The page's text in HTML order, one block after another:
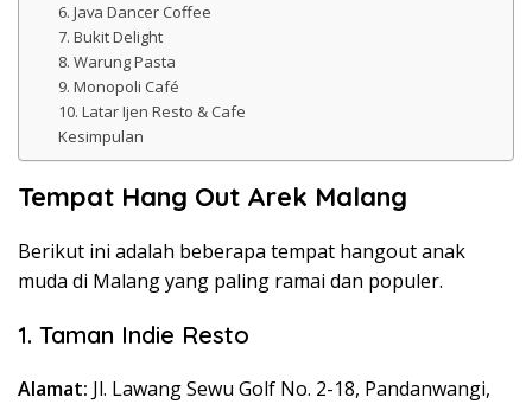
6. Java Dancer Coffee
7. Bukit Delight
8. Warung Pasta
9. Monopoli Café
10. Latar Ijen Resto & Cafe
Kesimpulan
Tempat Hang Out Arek Malang
Berikut ini adalah beberapa tempat hangout anak
muda di Malang yang paling ramai dan populer.
1. Taman Indie Resto
Alamat: Jl. Lawang Sewu Golf No. 2-18, Pandanwangi,